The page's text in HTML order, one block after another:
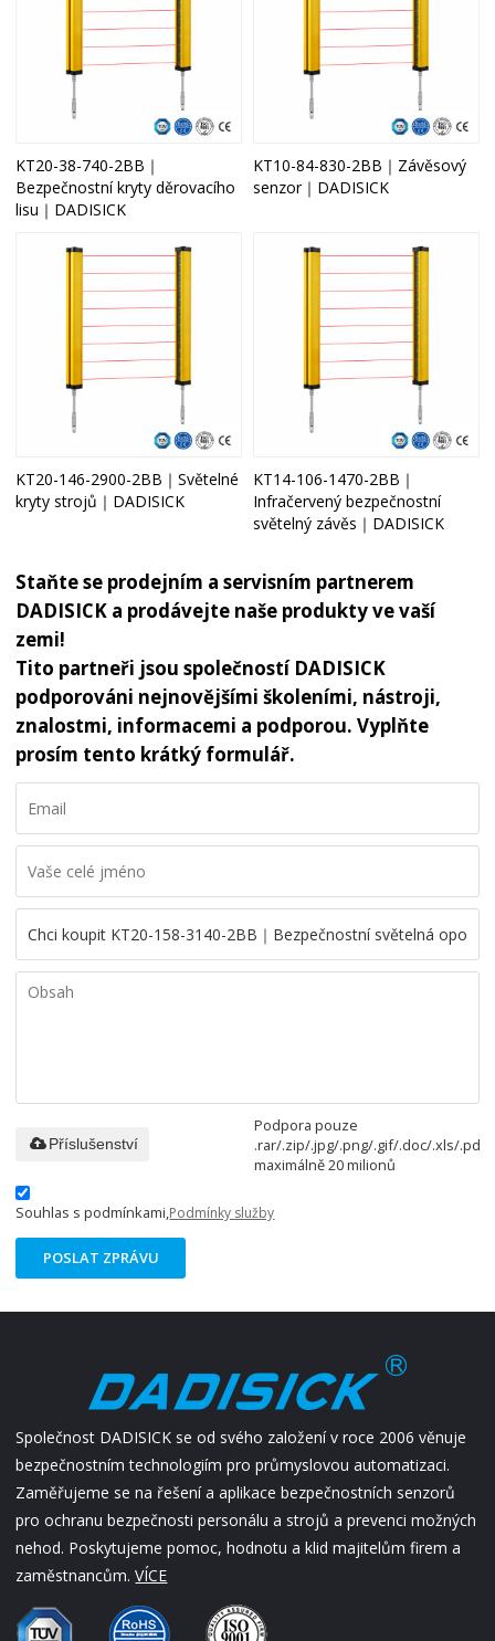
KT20-38-740-2BB｜
Bezpečnostní kryty děrovacího
lisu｜DADISICK
KT10-84-830-2BB｜Závěsový
senzor｜DADISICK
KT20-146-2900-2BB｜Světelné
kryty strojů｜DADISICK
KT14-106-1470-2BB｜
Infračervený bezpečnostní
světelný závěs｜DADISICK
Staňte se prodejním a servisním partnerem
DADISICK a prodávejte naše produkty ve vaší
zemi!
Tito partneři jsou společností DADISICK
podporováni nejnovějšími školeními, nástroji,
znalostmi, informacemi a podporou. Vyplňte
prosím tento krátký formulář.
Podpora pouze
.rar/.zip/.jpg/.png/.gif/.doc/.xls/.pdf,
maximálně 20 milionů
Příslušenství
Souhlas s podmínkami,Podmínky služby
POSLAT ZPRÁVU
Společnost DADISICK se od svého založení v roce 2006 věnuje
bezpečnostním technologiím pro průmyslovou automatizaci.
Zaměřujeme se na řešení a aplikace bezpečnostních senzorů
pro ochranu bezpečnosti personálu a strojů a prevenci možných
nehod. Poskytujeme pomoc, hodnotu a klid majitelům firem a
zaměstnancům.VÍCE